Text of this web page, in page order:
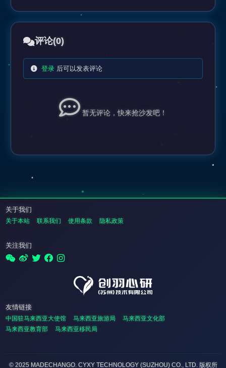
评论(0)
登录后可以发表评论
暂无评论，快来抢沙发吧！
关于我们
关于本站 联系我们 使用条款 隐私政策
关注我们
友情链接
中国驻马来西亚大使馆 马来西亚旅游局
马来西亚文化部
马来西亚教育部
马来西亚移民局
© 2025 MADECHANGO. CYXY TECHNOLOGY (SUZHOU) CO., LTD. 版权所